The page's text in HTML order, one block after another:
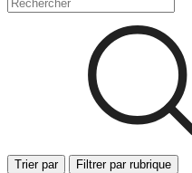
Trier par Filtrer par rubrique